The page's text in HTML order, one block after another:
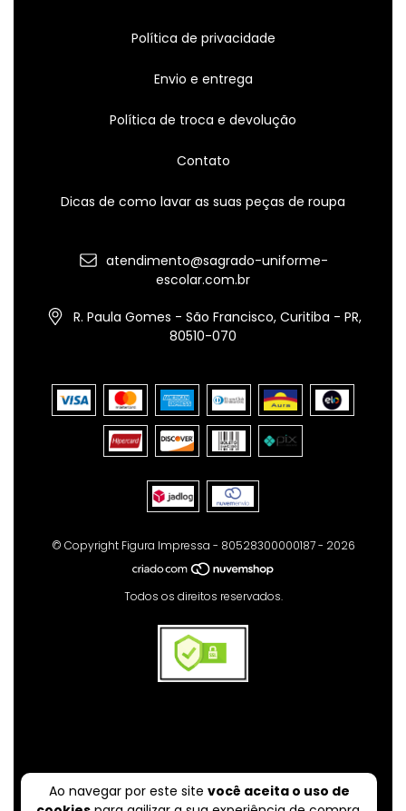
Ao navegar por este site você aceita o uso de
Política de privacidade
Envio e entrega
Política de troca e devolução
Contato
Dicas de como lavar as suas peças de roupa
atendimento@sagrado-uniforme-
escolar.com.br
R. Paula Gomes - São Francisco, Curitiba - PR,
80510-070
© Copyright Figura Impressa - 80528300000187 - 2026
Todos os direitos reservados.